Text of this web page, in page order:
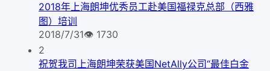
2018年上海朗坤优秀员工赴美国福禄克总部（西雅
图）培训
2018/7/31👁 1730
2
祝贺我司上海朗坤荣获美国NetAlly公司“最佳白金